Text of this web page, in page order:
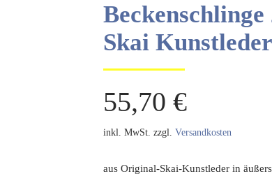
Skai Kunstleder
55,70 €
inkl. MwSt. zzgl. Versandkosten
aus Original-Skai-Kunstleder in